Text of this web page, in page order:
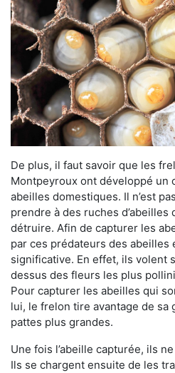
De plus, il faut savoir que les
Montpeyroux ont développé un
abeilles domestiques. Il n’est
prendre à des ruches
détruire. Afin de capturer les
par ces prédateurs des
significative. En effet, ils volent
dessus des fleurs les plus
Pour capturer les abeilles qui
lui, le frelon tire avantage de sa
pattes plus grandes.
Une fois l’abeille capturée, ils
Ils se chargent ensuite de les